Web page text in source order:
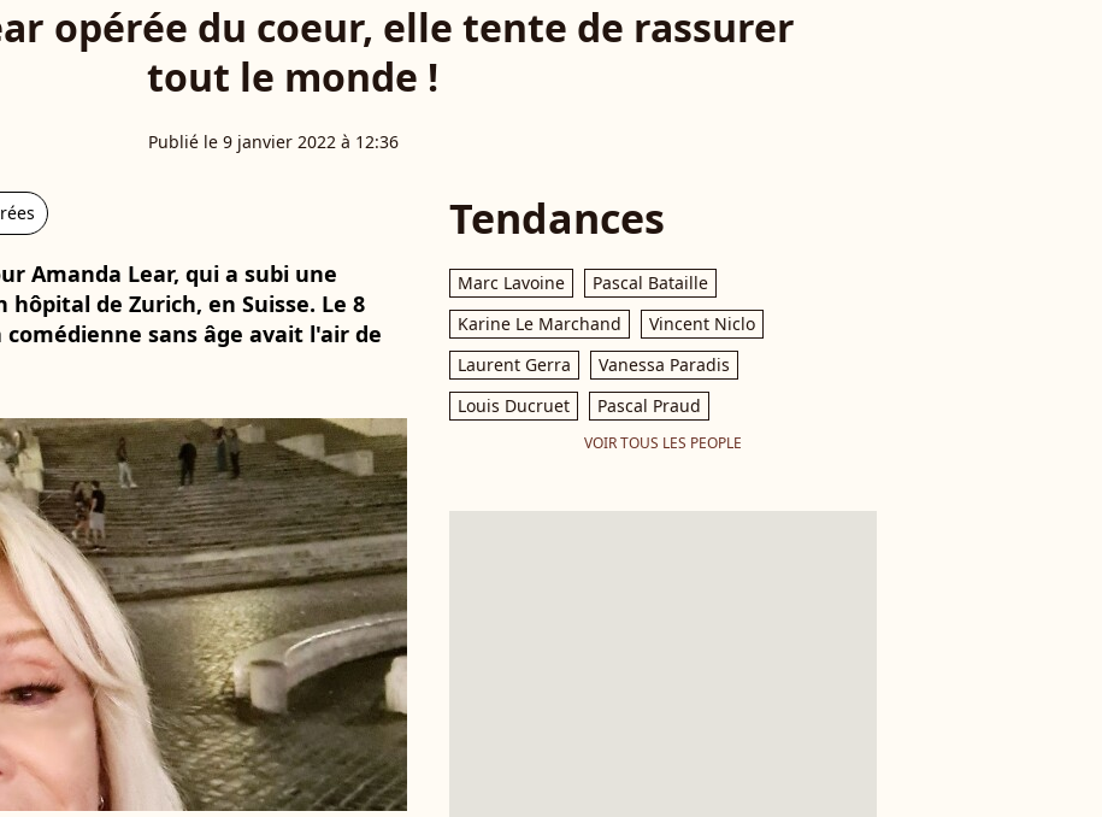
opérée du coeur, elle tente de rassurer
tout le monde !
Publié le 9 janvier 2022 à 12:36
Amanda Lear, qui a subi une
de Zurich, en Suisse. Le 8
sans âge avait l'air de
Tendances
Marc Lavoine
Pascal Bataille
Karine Le Marchand
Vincent Niclo
Laurent Gerra
Vanessa Paradis
Louis Ducruet
Pascal Praud
VOIR TOUS LES PEOPLE